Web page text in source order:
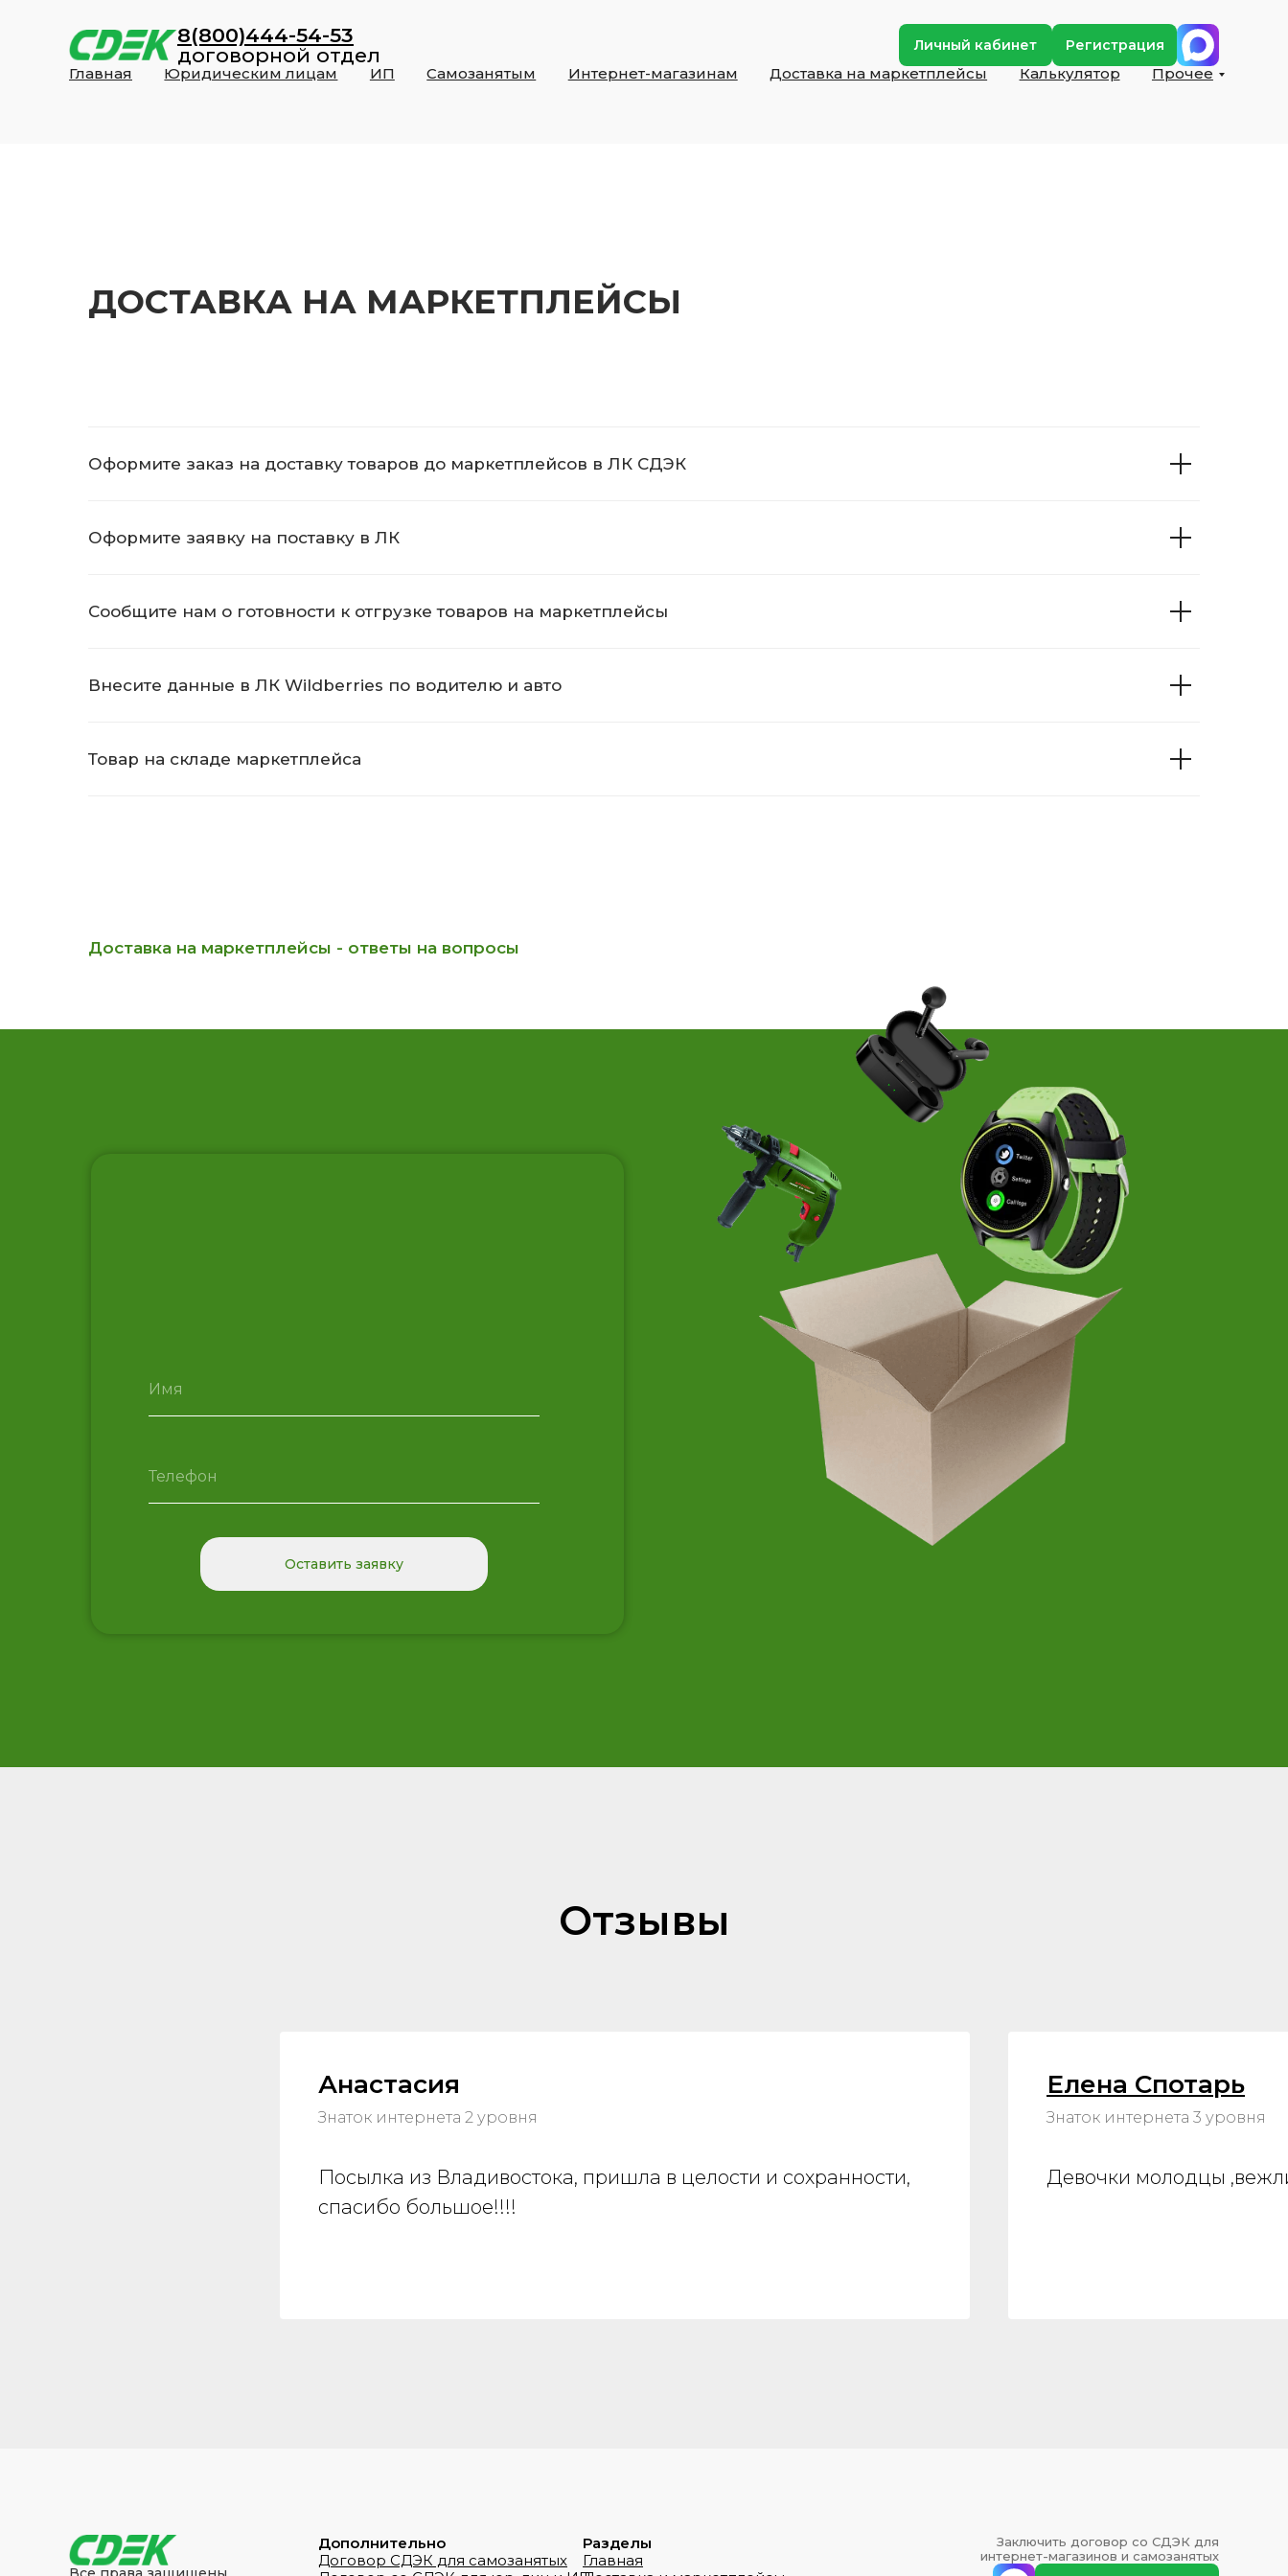
8(800)444-54-53
договорной отдел
Личный кабинет Регистрация
Главная Юридическим лицам ИП Самозанятым Интернет-магазинам Доставка на маркетплейсы Калькулятор Прочее
ДОСТАВКА НА МАРКЕТПЛЕЙСЫ
Оформите заказ на доставку товаров до маркетплейсов в ЛК СДЭК
Оформите заявку на поставку в ЛК
Сообщите нам о готовности к отгрузке товаров на маркетплейсы
Внесите данные в ЛК Wildberries по водителю и авто
Товар на складе маркетплейса
Доставка на маркетплейсы - ответы на вопросы
Оставить заявку
Отзывы
Анастасия
Знаток интернета 2 уровня
Посылка из Владивостока, пришла в целости и сохранности,
спасибо большое!!!!
Елена Спотарь
Знаток интернета 3 уровня
Девочки молодцы
Заключить договор со СДЭК для
интернет-магазинов и самозанятых
Дополнительно
Договор СДЭК для самозанятых
Разделы
Главная